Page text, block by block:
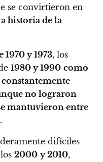
se convirtieron en
historia de la
1970 y 1973, los
1980 y 1990 como
no lograron
mantuvieron entre
.
difíciles
2000 y 2010,